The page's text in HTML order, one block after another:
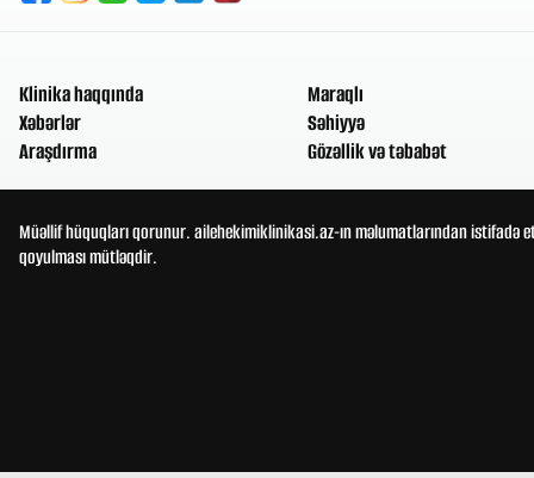
Klinika haqqında
Xəbərlər
Araşdırma
Maraqlı
Səhiyyə
Gözəllik və təbabət
Müəllif hüquqları qorunur. ailehekimiklinikasi.az-ın məlumatlarından
qoyulması mütləqdir.